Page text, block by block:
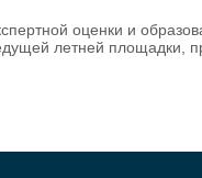
оценки и
летней площадки,